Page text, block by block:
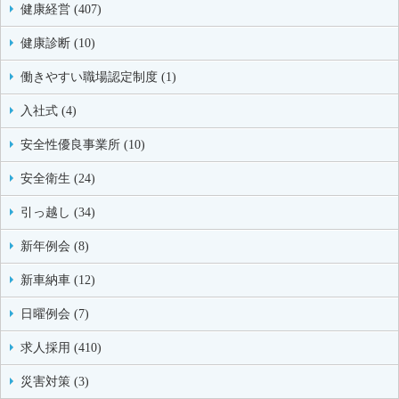
健康経営 (407)
健康診断 (10)
働きやすい職場認定制度 (1)
入社式 (4)
安全性優良事業所 (10)
安全衛生 (24)
引っ越し (34)
新年例会 (8)
新車納車 (12)
日曜例会 (7)
求人採用 (410)
災害対策 (3)